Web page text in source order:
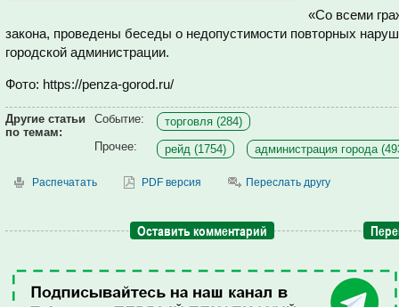
«Со всеми
закона, проведены беседы о недопустимости повторных
городской администрации.
Фото: https://penza-gorod.ru/
Другие статьи
по темам:
Событие:
торговля (284)
Прочее:
рейд (1754) администрация города
Распечатать PDF версия Переслать другу
Оставить комментарий